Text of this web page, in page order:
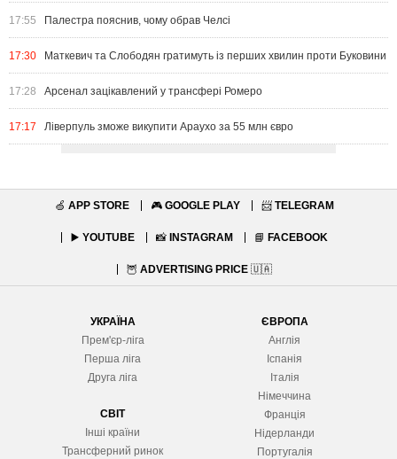
17:55 Палестра пояснив, чому обрав Челсі
17:30 Маткевич та Слободян гратимуть із перших хвилин проти Буковини
17:28 Арсенал зацікавлений у трансфері Ромеро
17:17 Ліверпуль зможе викупити Араухо за 55 млн євро
🍏 APP STORE 🎮 GOOGLE PLAY 📨 TELEGRAM
▶️ YOUTUBE 📸 INSTAGRAM 📘 FACEBOOK
🦉 ADVERTISING PRICE 🇺🇦
УКРАЇНА
Прем'єр-ліга
Перша ліга
Друга ліга
СВІТ
Інші країни
Трансферний ринок
ЄВРОПА
Англія
Іспанія
Італія
Німеччина
Франція
Нідерланди
Португалія